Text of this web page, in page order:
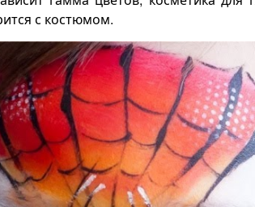
с костюмом.